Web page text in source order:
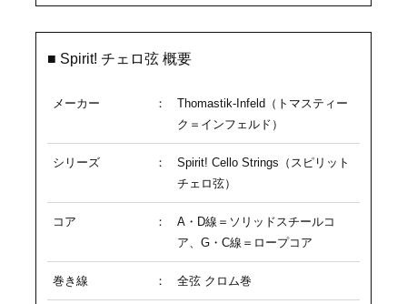
■ Spirit! チェロ弦 概要
メーカー ：
Thomastik-Infeld（トマスティー
ク＝インフェルド）
シリーズ ：
Spirit! Cello Strings（スピリット
チェロ弦）
コア ：
A・D線＝ソリッドスチールコ
ア、G・C線＝ロープコア
巻き線 ： 全弦 クロム巻